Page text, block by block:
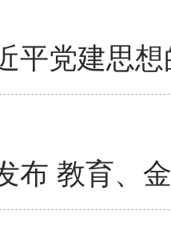
平党建思
布 教育、